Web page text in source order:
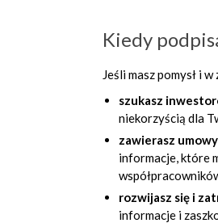
Kiedy
Jeśli masz pomysł i
szukasz
niekorzyścią dla
zawierasz
informacje, które
rozwijasz się i
informacje i